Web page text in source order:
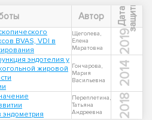
Автор Д
а
т
а
з
а
щ
и
т ы
BVAS, VDI в
Щеголева,
Елена
Маратовна
2019
эндотелия у
жировой
Гончарова,
Мария
Васильевна
2014
эндометрия
Переплетина,
Татьяна
Андреевна
2018